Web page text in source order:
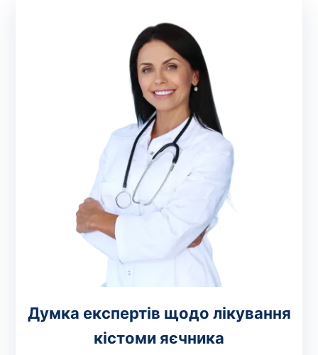
Думка експертів щодо лікування
кістоми яєчника